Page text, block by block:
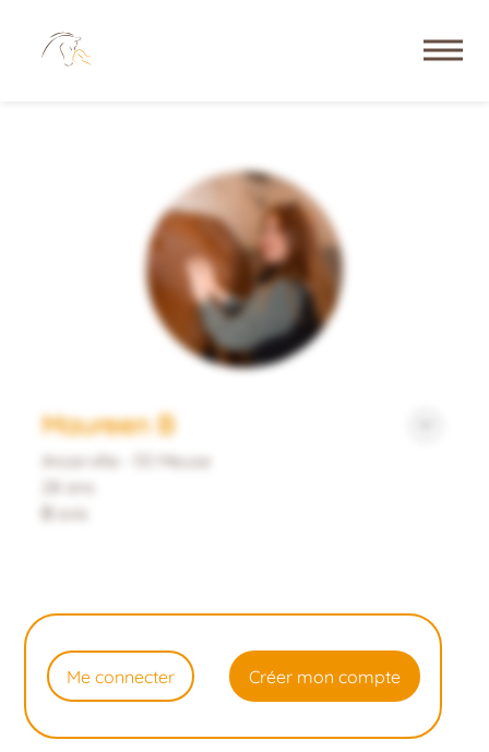
Maureen B
Ancerville - 55 Meuse
28 ans
0 avis
Me connecter Créer mon compte